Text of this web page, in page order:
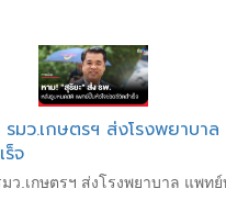
รมว.เกษตรฯ ส่งโรงพยาบา
ร็จ
ว.เกษตรฯ ส่งโรงพยาบาล แพทย์